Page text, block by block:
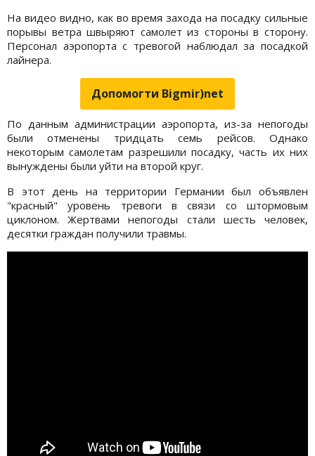
На видео видно, как во время захода на посадку сильные
порывы ветра швыряют самолет из стороны в сторону.
Персонал аэропорта с тревогой наблюдал за посадкой
лайнера.
Допомогти Bigmir)net
По данным администрации аэропорта, из-за непогоды
были отменены тридцать семь рейсов. Однако
некоторым самолетам разрешили посадку, часть их них
вынуждены были уйти на второй круг.
В этот день на территории Германии был объявлен
"красный" уровень тревоги в связи со штормовым
циклоном. Жертвами непогоды стали шесть человек,
десятки граждан получили травмы.